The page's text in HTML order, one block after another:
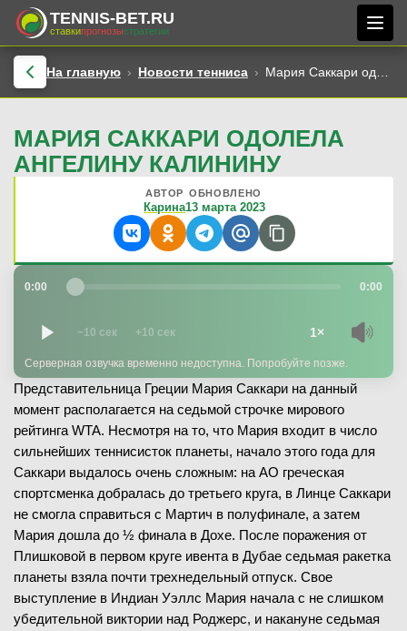
TENNIS-BET.RU
ставкипрогнозыстратегии
На главную Новости тенниса Мария Саккари одолела Ангелину Калинину
МАРИЯ САККАРИ ОДОЛЕЛА
АНГЕЛИНУ КАЛИНИНУ
АВТОР
Карина
ОБНОВЛЕНО
13 марта 2023
0:00 0:00
−10 сек +10 сек 1×
Серверная озвучка временно недоступна. Попробуйте позже.
Представительница Греции Мария Саккари на данный
момент располагается на седьмой строчке мирового
рейтинга WTA. Несмотря на то, что Мария входит в число
сильнейших теннисисток планеты, начало этого года для
Саккари выдалось очень сложным: на АО греческая
спортсменка добралась до третьего круга, в Линце Саккари
не смогла справиться с Мартич в полуфинале, а затем
Мария дошла до ½ финала в Дохе. После поражения от
Плишковой в первом круге ивента в Дубае седьмая ракетка
планеты взяла почти трехнедельный отпуск. Свое
выступление в Индиан Уэллс Мария начала с не слишком
убедительной виктории над Роджерс, и накануне седьмая